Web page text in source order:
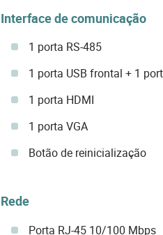
Interface de comunicação
1 porta RS-485
1 porta USB frontal + 1
1 porta HDMI
1 porta VGA
Botão de reinicialização
Rede
Porta RJ-45 10/100 Mbps